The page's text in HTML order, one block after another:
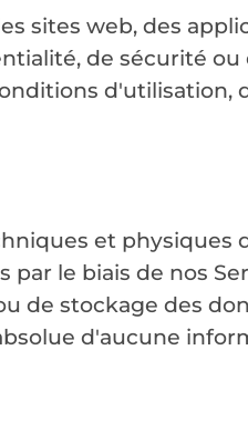
sites web, des
de sécurité
et physiques
le biais de nos
de stockage des
d'aucune